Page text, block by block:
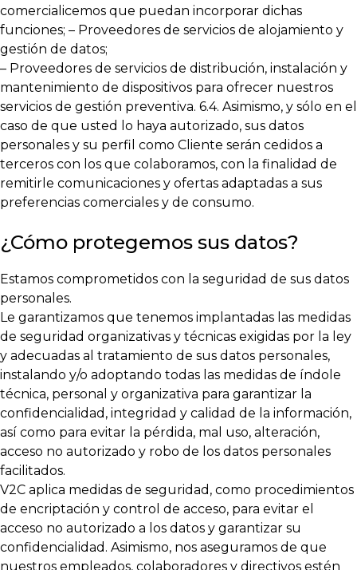
comercialicemos que puedan incorporar dichas
funciones; – Proveedores de servicios de alojamiento y
gestión de datos;
– Proveedores de servicios de distribución, instalación y
mantenimiento de dispositivos para ofrecer nuestros
servicios de gestión preventiva. 6.4. Asimismo, y sólo en el
caso de que usted lo haya autorizado, sus datos
personales y su perfil como Cliente serán cedidos a
terceros con los que colaboramos, con la finalidad de
remitirle comunicaciones y ofertas adaptadas a sus
preferencias comerciales y de consumo.
¿Cómo protegemos sus datos?
Estamos comprometidos con la seguridad de sus datos
personales.
Le garantizamos que tenemos implantadas las medidas
de seguridad organizativas y técnicas exigidas por la ley
y adecuadas al tratamiento de sus datos personales,
instalando y/o adoptando todas las medidas de índole
técnica, personal y organizativa para garantizar la
confidencialidad, integridad y calidad de la información,
así como para evitar la pérdida, mal uso, alteración,
acceso no autorizado y robo de los datos personales
facilitados.
V2C aplica medidas de seguridad, como procedimientos
de encriptación y control de acceso, para evitar el
acceso no autorizado a los datos y garantizar su
confidencialidad. Asimismo, nos aseguramos de que
nuestros empleados, colaboradores y directivos estén